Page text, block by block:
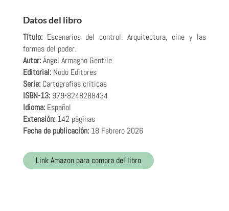
Datos del libro
Título:Escenarios del control: Arquitectura, cine y las
formas del poder.
Autor:Ángel Armagno Gentile
Editorial:Nodo Editores
Serie:Cartografías críticas
ISBN-13:979-8248288434
Idioma:Español
Extensión:142 páginas
Fecha de publicación:18 Febrero 2026
Link Amazon para compra del libro